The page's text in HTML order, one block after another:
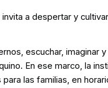
a despertar y
escuchar, imaginar
En ese marco, la
las familias, en